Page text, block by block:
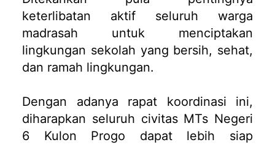
keterlibatan aktif seluruh warga
madrasah untuk menciptakan
lingkungan sekolah yang bersih, sehat,
dan ramah lingkungan.
Dengan adanya rapat koordinasi ini,
diharapkan seluruh civitas MTs Negeri
6 Kulon Progo dapat lebih siap